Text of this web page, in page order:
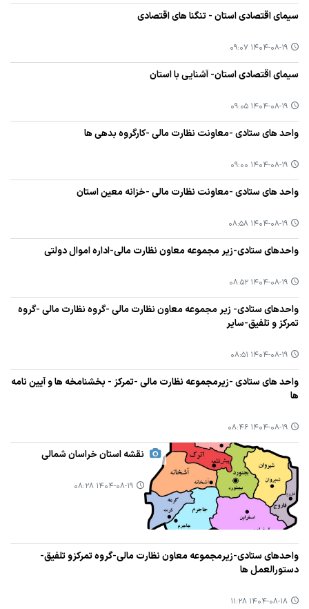
سیمای اقتصادی استان - تنگنا های اقتصادی
۱۴۰۴-۰۸-۱۹ ۰۹:۰۷
سیمای اقتصادی استان- آشنایی با استان
۱۴۰۴-۰۸-۱۹ ۰۹:۰۵
واحد های ستادی -معاونت نظارت مالی -کارگروه بدهی ها
۱۴۰۴-۰۸-۱۹ ۰۹:۰۰
واحد های ستادی -معاونت نظارت مالی -خزانه معین استان
۱۴۰۴-۰۸-۱۹ ۰۸:۵۸
واحدهای ستادی-زیر مجموعه معاون نظارت مالی-اداره اموال دولتی
۱۴۰۴-۰۸-۱۹ ۰۸:۵۲
واحدهای ستادی- زیر مجموعه معاون نظارت مالی -گروه نظارت مالی -گروه
تمرکز و تلفیق-سایر
۱۴۰۴-۰۸-۱۹ ۰۸:۵۱
واحد های ستادی -زیرمجموعه نظارت مالی -تمرکز - بخشنامخه ها و آیین نامه
ها
۱۴۰۴-۰۸-۱۹ ۰۸:۴۶
نقشه استان خراسان شمالی
۱۴۰۴-۰۸-۱۹ ۰۸:۲۸
واحدهای ستادی-زیرمجموعه معاون نظارت مالی-گروه تمرکزو تلفیق-
دستورالعمل ها
۱۴۰۴-۰۸-۱۸ ۱۱:۲۸